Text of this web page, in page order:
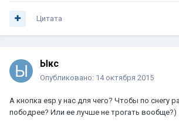
Цитата
Ыкс
Опубликовано: 14 октября 2015
А кнопка esp у нас для чего? Чтобы по снегу
пободрее? Или ее лучше не трогать вообще?)